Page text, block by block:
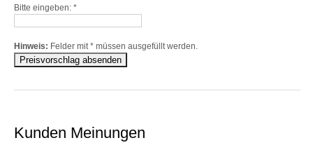
Bitte eingeben: *
Hinweis: Felder mit* müssen ausgefüllt werden.
Kunden Meinungen